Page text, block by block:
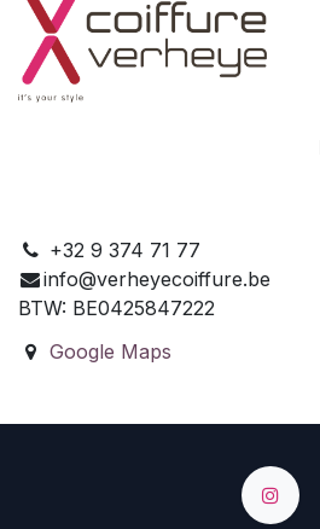
+32 9 374 71 77
info@verheyecoiffure.be
BTW: BE0425847222
Google Maps